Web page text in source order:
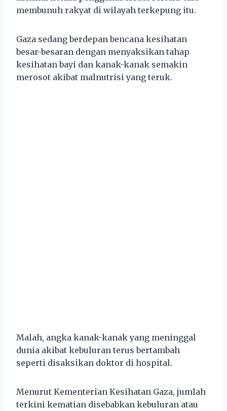
membunuh rakyat di wilayah terkepung itu.
Gaza sedang berdepan bencana kesihatan
besar-besaran dengan menyaksikan tahap
kesihatan bayi dan kanak-kanak semakin
merosot akibat malnutrisi yang teruk.
Malah, angka kanak-kanak yang meninggal
dunia akibat kebuluran terus bertambah
seperti disaksikan doktor di hospital.
Menurut Kementerian Kesihatan Gaza, jumlah
terkini kematian disebabkan kebuluran atau